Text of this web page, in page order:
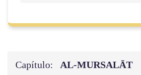
Capítulo: AL‑MURSALĀT